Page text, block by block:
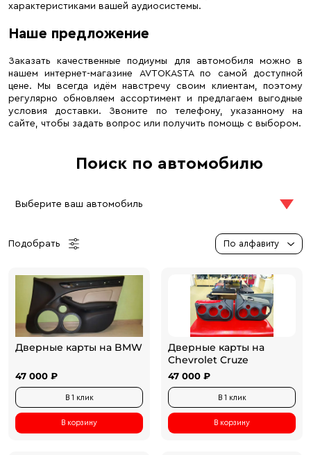
характеристиками вашей аудиосистемы.
Наше предложение
Заказать качественные подиумы для автомобиля можно в
нашем интернет-магазине AVTOKASTA по самой доступной
цене. Мы всегда идём навстречу своим клиентам, поэтому
регулярно обновляем ассортимент и предлагаем выгодные
условия доставки. Звоните по телефону, указанному на
сайте, чтобы задать вопрос или получить помощь с выбором.
Поиск по автомобилю
Выберите ваш автомобиль
Подобрать По алфавиту
Дверные карты на BMW
47 000 ₽
В 1 клик
В корзину
Дверные карты на
Chevrolet Cruze
47 000 ₽
В 1 клик
В корзину